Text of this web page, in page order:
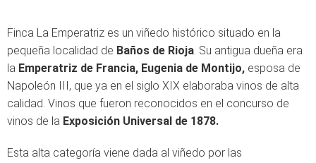
Finca La Emperatriz es un viñedo histórico situado en la
pequeña localidad de Baños de Rioja. Su antigua dueña era
la Emperatriz de Francia, Eugenia de Montijo, esposa de
Napoleón III, que ya en el siglo XIX elaboraba vinos de alta
calidad. Vinos que fueron reconocidos en el concurso de
vinos de la Exposición Universal de 1878.
Esta alta categoría viene dada al viñedo por las